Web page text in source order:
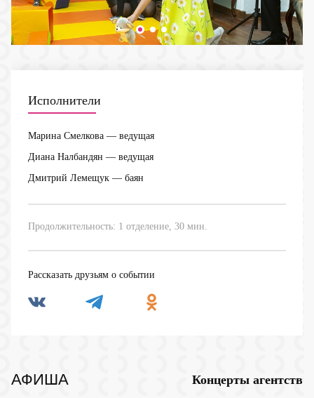
Исполнители
Марина Смелкова — ведущая
Диана Налбандян — ведущая
Дмитрий Лемещук — баян
Продолжительность: 1 отделение, 30 мин.
Рассказать друзьям о событии
АФИША Концерты агентств